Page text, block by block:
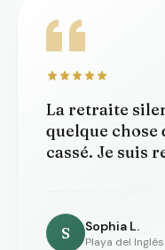
La retraite
quelque chose
cassé. Je suis
S Sophia L.
Playa del Inglés